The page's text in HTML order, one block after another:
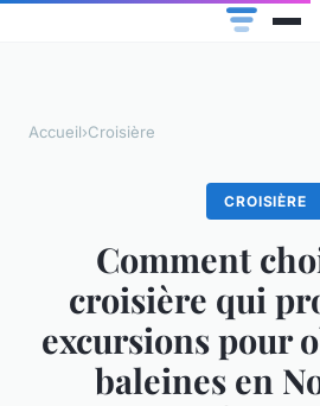
Accueil›Croisière
CROISIÈRE
Comment
croisière qui
excursions pour
baleines en